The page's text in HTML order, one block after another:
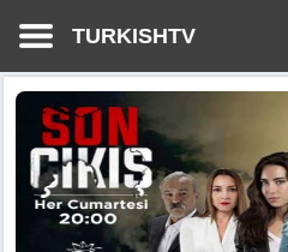
TURKISHTV